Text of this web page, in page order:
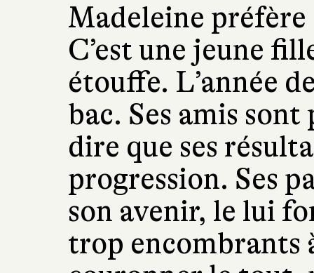
Madeleine préfère
C’est une jeune
étouffe. L’année
bac. Ses amis
dire que ses
progression. Ses
son avenir, le lui
trop encombrants